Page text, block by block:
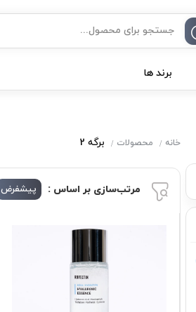
برند ها
خانه محصولات برگه 2
مرتب‌سازی بر اساس : پیشفرض